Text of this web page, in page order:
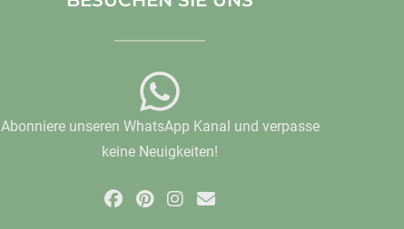
Abonniere unseren WhatsApp Kanal und verpasse
keine Neuigkeiten!